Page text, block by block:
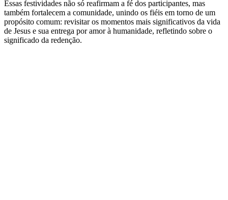
Essas festividades não só reafirmam a fé dos participantes, mas
também fortalecem a comunidade, unindo os fiéis em torno de um
propósito comum: revisitar os momentos mais significativos da vida
de Jesus e sua entrega por amor à humanidade, refletindo sobre o
significado da redenção.